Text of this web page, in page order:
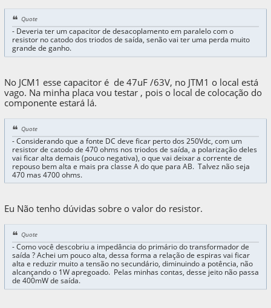
Quote
- Deveria ter um capacitor de desacoplamento em paralelo com o
resistor no catodo dos triodos de saída, senão vai ter uma perda muito
grande de ganho.
No JCM1 esse capacitor é de 47uF /63V, no JTM1 o local está
vago. Na minha placa vou testar , pois o local de colocação do
componente estará lá.
Quote
- Considerando que a fonte DC deve ficar perto dos 250Vdc, com um
resistor de catodo de 470 ohms nos triodos de saída, a polarização deles
vai ficar alta demais (pouco negativa), o que vai deixar a corrente de
repouso bem alta e mais pra classe A do que para AB. Talvez não seja
470 mas 4700 ohms.
Eu Não tenho dúvidas sobre o valor do resistor.
Quote
- Como você descobriu a impedância do primário do transformador de
saída ? Achei um pouco alta, dessa forma a relação de espiras vai ficar
alta e reduzir muito a tensão no secundário, diminuindo a potência, não
alcançando o 1W apregoado. Pelas minhas contas, desse jeito não passa
de 400mW de saída.